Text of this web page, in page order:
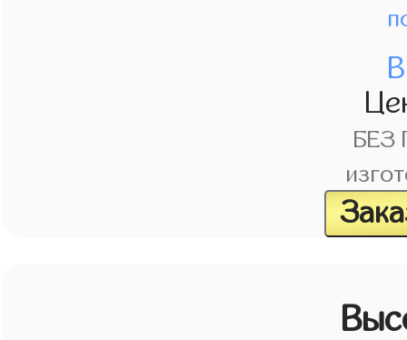
БЕЗ